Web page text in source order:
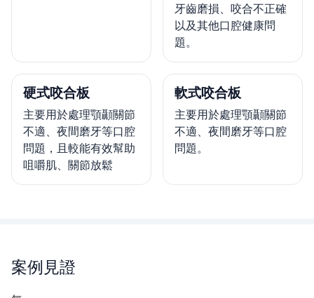
牙齒磨損、咬合不正確
以及其他口腔健康問
題。
硬式咬合板
主要用於處理顎顳關節
不適、夜間磨牙等口腔
問題，且較能有效幫助
咀嚼肌、關節放鬆
軟式咬合板
主要用於處理顎顳關節
不適、夜間磨牙等口腔
問題。
案例見證